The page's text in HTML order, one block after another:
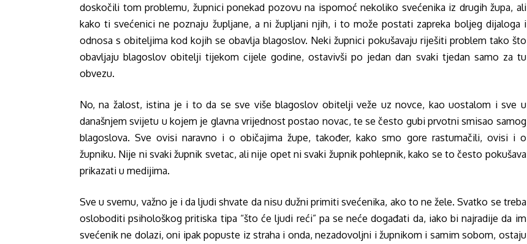
doskočili tom problemu, župnici ponekad pozovu na ispomoć nekoliko svećenika iz drugih župa, ali
kako ti svećenici ne poznaju župljane, a ni župljani njih, i to može postati zapreka boljeg dijaloga i
odnosa s obiteljima kod kojih se obavlja blagoslov. Neki župnici pokušavaju riješiti problem tako što
obavljaju blagoslov obitelji tijekom cijele godine, ostavivši po jedan dan svaki tjedan samo za tu
obvezu.
No, na žalost, istina je i to da se sve više blagoslov obitelji veže uz novce, kao uostalom i sve u
današnjem svijetu u kojem je glavna vrijednost postao novac, te se često gubi prvotni smisao samog
blagoslova. Sve ovisi naravno i o običajima župe, također, kako smo gore rastumačili, ovisi i o
župniku. Nije ni svaki župnik svetac, ali nije opet ni svaki župnik pohlepnik, kako se to često pokušava
prikazati u medijima.
Sve u svemu, važno je i da ljudi shvate da nisu dužni primiti svećenika, ako to ne žele. Svatko se treba
osloboditi psihološkog pritiska tipa “što će ljudi reći” pa se neće događati da, iako bi najradije da im
svećenik ne dolazi, oni ipak popuste iz straha i onda, nezadovoljni i župnikom i samim sobom, ostaju